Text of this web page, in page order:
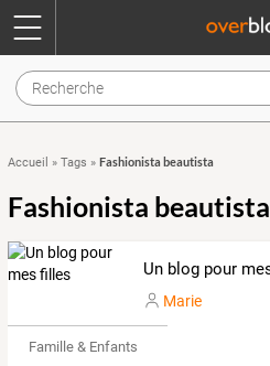
Accueil » Tags » Fashionista beautista
Fashionista beautista
Marie
Famille & Enfants